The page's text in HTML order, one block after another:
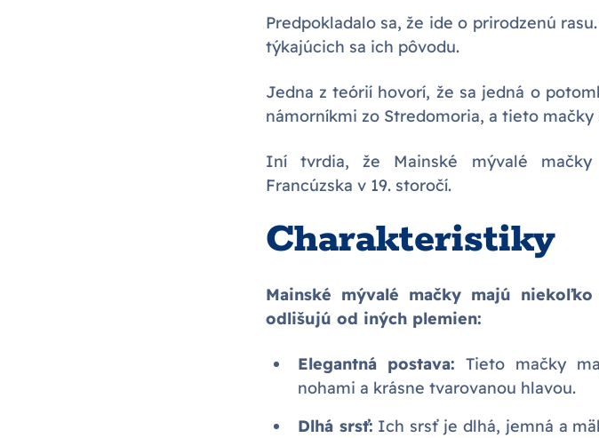
Predpokladalo sa, že ide o prirodzenú
týkajúcich sa ich pôvodu.
Jedna z teórií hovorí, že sa jedná o
námorníkmi zo Stredomoria, a tieto
Iní tvrdia, že Mainské mývalé
Francúzska v 19. storočí.
Charakteristiky
Mainské mývalé mačky majú
odlišujú od iných plemien:
Elegantná postava: Tieto mačky
nohami a krásne tvarovanou hlavou.
Dlhá srsť: Ich srsť je dlhá, jemná a